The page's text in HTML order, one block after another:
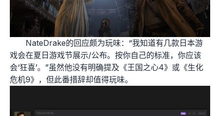
NateDrake的回应颇为玩味：“我知道有几款日本游
戏会在夏日游戏节展示/公布。按你自己的标准，你应该
会‘狂喜’。”虽然他没有明确提及《王国之心4》或《生化
危机9》，但此番措辞却值得玩味。